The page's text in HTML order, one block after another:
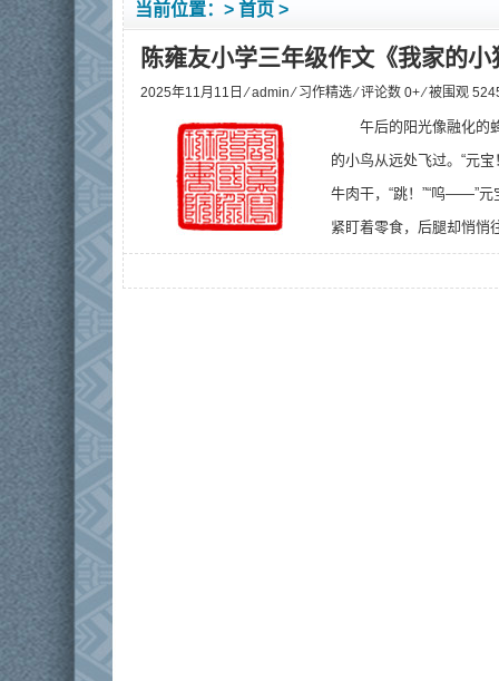
当前位置：> 首页 >
陈雍友小学三年级作文《我家的小
2025年11月11日 ⁄admin⁄习作精选⁄ 评论数 0+ ⁄ 被围观
午后的阳光像融化的
的小鸟从远处飞过。“元
牛肉干，“跳！”“呜——”
紧盯着零食，后腿却悄悄